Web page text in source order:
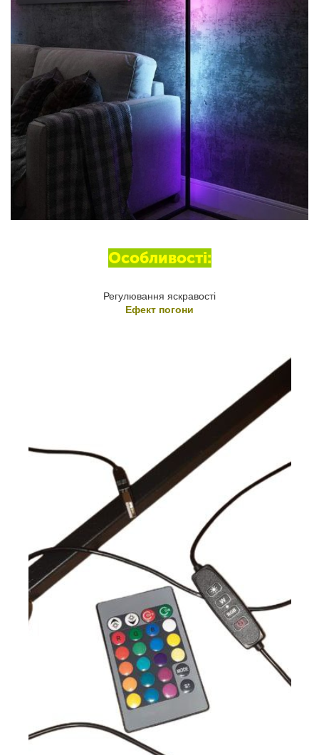
Особливості:
Регулювання яскравості
Ефект погони